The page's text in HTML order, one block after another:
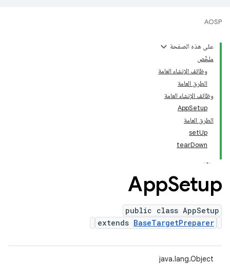
AOSP
على هذه الصفحة
ملخّص
وظائف الإنشاء العامة
الطرق العامة
وظائف الإنشاء العامة
AppSetup
الطرق العامة
setUp
tearDown
AppSetup
public class AppSetup
extends BaseTargetPreparer
java.lang.Object